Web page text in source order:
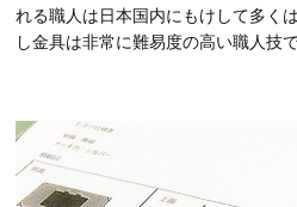
れる職人は日本国内にもけして多く
し金具は非常に難易度の高い職人技で